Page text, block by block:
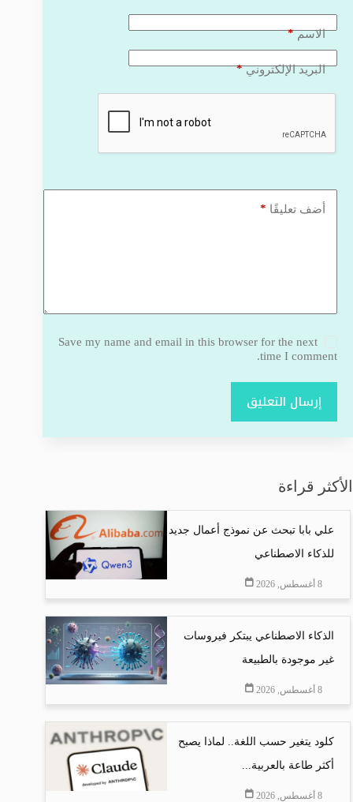
الاسم*
البريد الإلكتروني*
أضف تعليقًا *
Save my name and email in this browser for the next
time I comment.
إرسال التعليق
الأكثر قراءة
علي بابا تبحث عن نموذج أعمال جديد
للذكاء الاصطناعي
8 أغسطس, 2026
الذكاء الاصطناعي يبتكر فيروسات
غير موجودة بالطبيعة
8 أغسطس, 2026
كلود يتغير حسب اللغة.. لماذا يصبح
أكثر طاعة بالعربية...
8 أغسطس, 2026